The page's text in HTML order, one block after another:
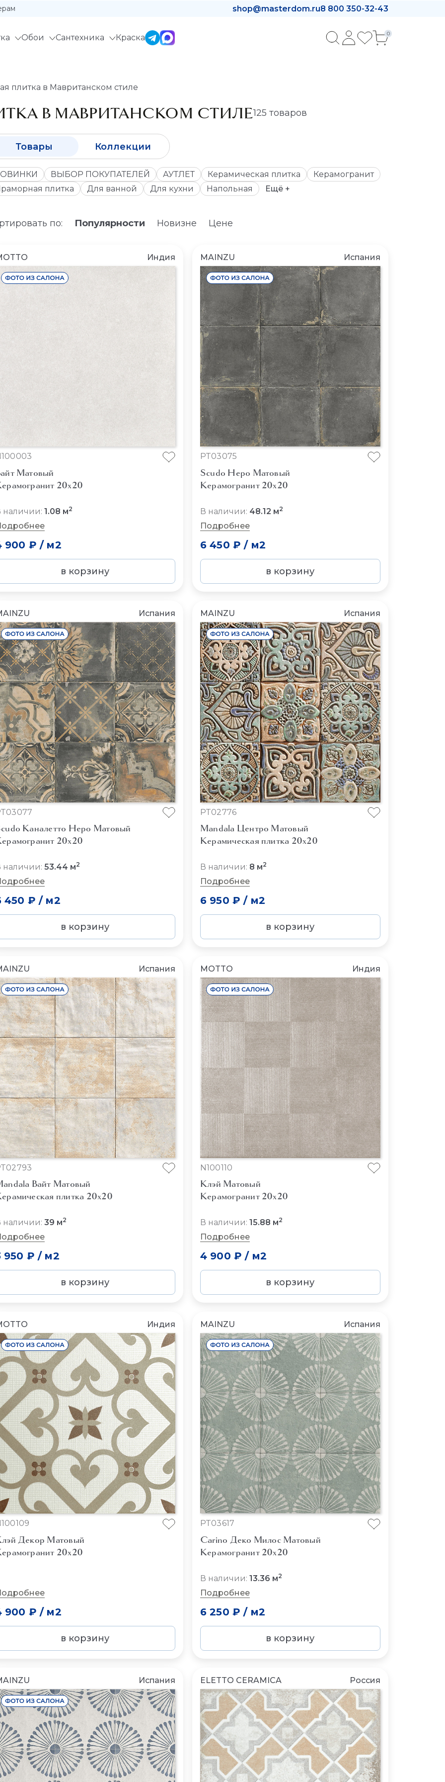
shop@masterdom.ru8 800 350-32-43
Обои Сантехника Краска 0
плитка в Мавританском стиле
В МАВРИТАНСКОМ СТИЛЕ125 товаров
Товары Коллекции
ВЫБОР ПОКУПАТЕЛЕЙ АУТЛЕТ Керамическая плитка
Керамогранит
плитка
Для ванной Для кухни Напольная Ещё +
по: Популярности Новизне Цене
Индия
Матовый
20x20
наличии: 1.08 м2
900 ₽ / м2
в корзину
MAINZU Испания
PT03075
Scudo Неро Матовый
Керамогранит 20x20
В наличии: 48.12 м2
Подробнее
6 450 ₽ / м2
в корзину
Испания
Каналетто Неро Матовый
20x20
наличии: 53.44 м2
450 ₽ / м2
в корзину
MAINZU Испания
PT02776
Mandala Центро Матовый
Керамическая плитка 20x20
В наличии: 8 м2
Подробнее
6 950 ₽ / м2
в корзину
Испания
Вайт Матовый
плитка 20x20
наличии: 39 м2
950 ₽ / м2
в корзину
MOTTO Индия
N100110
Клэй Матовый
Керамогранит 20x20
В наличии: 15.88 м2
Подробнее
4 900 ₽ / м2
в корзину
Индия
Декор Матовый
20x20
900 ₽ / м2
в корзину
MAINZU Испания
PT03617
Carino Деко Милос Матовый
Керамогранит 20x20
В наличии: 13.36 м2
Подробнее
6 250 ₽ / м2
в корзину
Испания ELETTO CERAMICA Россия